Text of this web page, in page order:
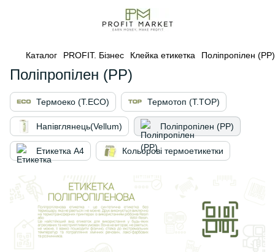
Каталог PROFIT. Бізнес Клейка етикетка Поліпропілен (PP)
Поліпропілен (PP)
Термоеко (Т.ЕСО) Термотоп (T.TOP)
Напівглянець(Vellum) Поліпропілен (PP)
Етикетка А4 Кольорові термоетикетки